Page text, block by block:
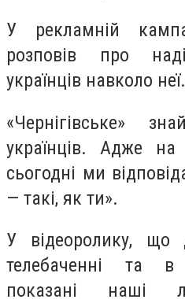
У рекламній
розповів про
українців навколо неї.
«Чернігівське»
українців. Адже на
сьогодні ми
— такі, як ти».
У відеоролику, що
телебаченні та в
показані